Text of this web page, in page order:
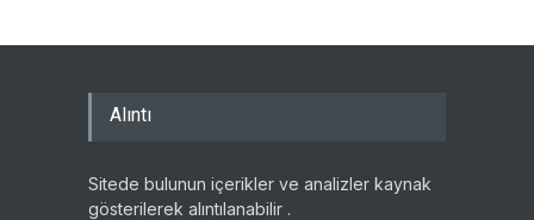
Alıntı
Sitede bulunun içerikler ve analizler kaynak
gösterilerek alıntılanabilir .